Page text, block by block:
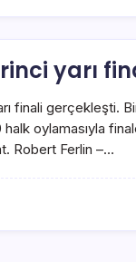
yarı
finali gerçekleşti.
oylamasıyla
Robert Ferlin –…